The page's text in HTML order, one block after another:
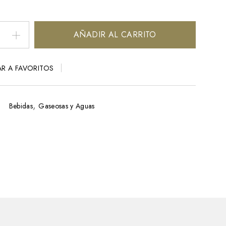
AÑADIR AL CARRITO
A FAVORITOS
Bebidas,Gaseosas y Aguas